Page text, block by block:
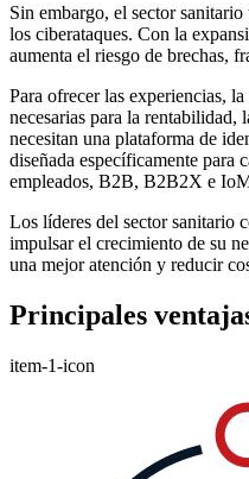
Sin embargo, el sector
los ciberataques. Con la
aumenta el riesgo de brechas,
Para ofrecer las experiencias,
necesarias para la rentabilidad,
necesitan una plataforma de
diseñada específicamente para
empleados, B2B, B2B2X e
Los líderes del sector sanitario
impulsar el crecimiento de su
una mejor atención y reducir
Principales
item-1-icon